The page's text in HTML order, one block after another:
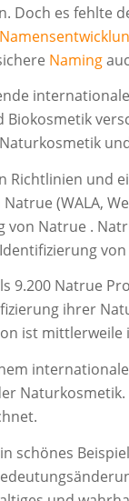
Doch es fehlte
Naming
Richtlinien und
(WALA,
von Natrue .
9.200 Natrue
ihrer
ist mittlerweile
schönes